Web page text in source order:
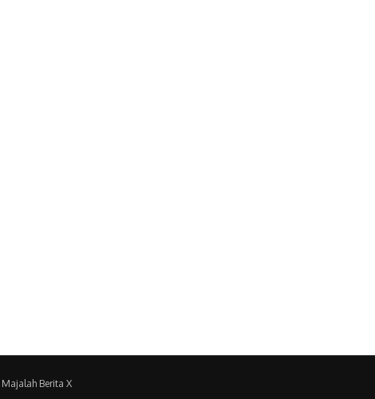
Majalah Berita X